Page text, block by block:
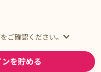
ご確認ください。
を貯める